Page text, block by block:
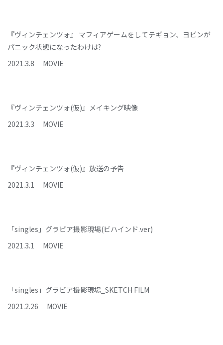
『ヴィンチェンツォ』 マフィアゲームをしてテギョン、ヨビンが
パニック状態になったわけは?
2021.3.8 MOVIE
『ヴィンチェンツォ(仮)』メイキング映像
2021.3.3 MOVIE
『ヴィンチェンツォ(仮)』放送の予告
2021.3.1 MOVIE
「singles」グラビア撮影現場(ビハインド.ver)
2021.3.1 MOVIE
「singles」グラビア撮影現場_SKETCH FILM
2021.2.26 MOVIE